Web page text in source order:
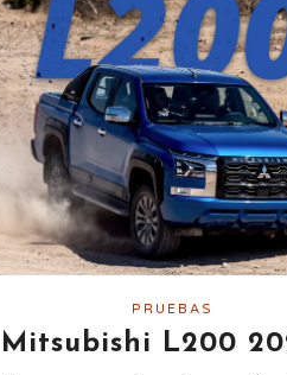
PRUEBAS
Mitsubishi L200